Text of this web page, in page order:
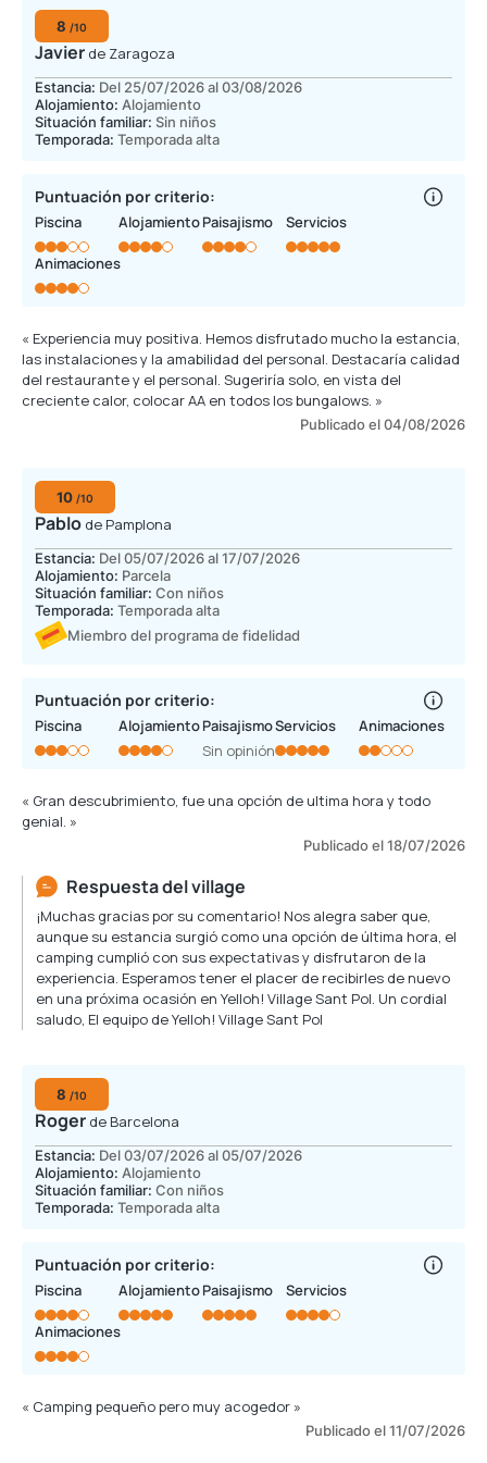
8 /10
Javier de Zaragoza
Estancia: Del 25/07/2026 al 03/08/2026
Alojamiento: Alojamiento
Situación familiar: Sin niños
Temporada: Temporada alta
Puntuación por criterio:
Piscina Alojamiento Paisajismo Servicios
Animaciones
« Experiencia muy positiva. Hemos disfrutado mucho la estancia,
las instalaciones y la amabilidad del personal. Destacaría calidad
del restaurante y el personal. Sugeriría solo, en vista del
creciente calor, colocar AA en todos los bungalows. »
Publicado el 04/08/2026
10 /10
Pablo de Pamplona
Estancia: Del 05/07/2026 al 17/07/2026
Alojamiento: Parcela
Situación familiar: Con niños
Temporada: Temporada alta
Miembro del programa de fidelidad
Puntuación por criterio:
Piscina Alojamiento Paisajismo
Sin opinión
Servicios Animaciones
« Gran descubrimiento, fue una opción de ultima hora y todo
genial. »
Publicado el 18/07/2026
Respuesta del village
¡Muchas gracias por su comentario! Nos alegra saber que,
aunque su estancia surgió como una opción de última hora, el
camping cumplió con sus expectativas y disfrutaron de la
experiencia. Esperamos tener el placer de recibirles de nuevo
en una próxima ocasión en Yelloh! Village Sant Pol. Un cordial
saludo, El equipo de Yelloh! Village Sant Pol
8 /10
Roger de Barcelona
Estancia: Del 03/07/2026 al 05/07/2026
Alojamiento: Alojamiento
Situación familiar: Con niños
Temporada: Temporada alta
Puntuación por criterio:
Piscina Alojamiento Paisajismo Servicios
Animaciones
« Camping pequeño pero muy acogedor »
Publicado el 11/07/2026